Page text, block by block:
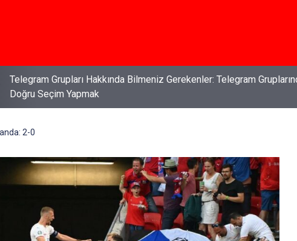
İş Davaları: Haklarınızı Bilmek ve Koruma Altına Almak
2-0